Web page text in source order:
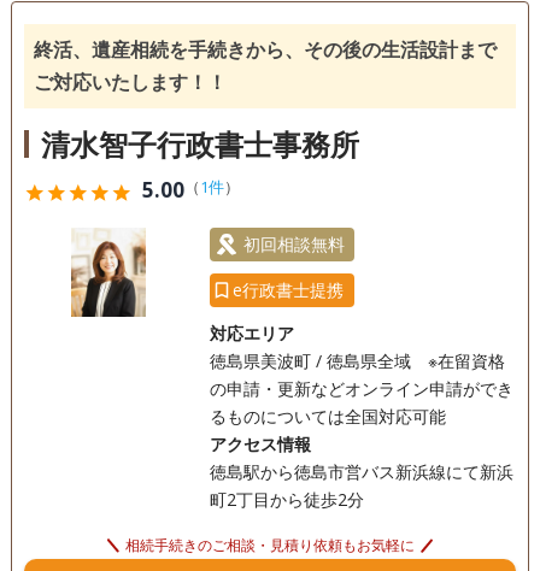
終活、遺産相続を手続きから、その後の生活設計まで
ご対応いたします！！
清水智子行政書士事務所
starstarstarstarstar 5.00（1件）
初回相談無料
e行政書士提携
対応エリア
徳島県美波町 / 徳島県全域 ※在留資格
の申請・更新などオンライン申請ができ
るものについては全国対応可能
アクセス情報
徳島駅から徳島市営バス新浜線にて新浜
町2丁目から徒歩2分
相続手続きのご相談・見積り依頼もお気軽に